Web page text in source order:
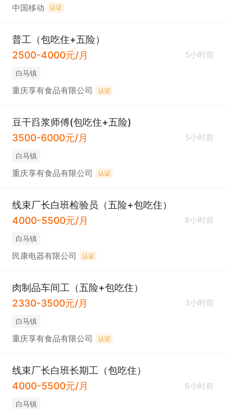
中国移动 认证
普工（包吃住+五险）
2500-4000元/月
5小时前
白马镇
重庆享有食品有限公司 认证
豆干舀浆师傅(包吃住+五险)
3500-6000元/月
5小时前
白马镇
重庆享有食品有限公司 认证
线束厂长白班检验员（五险+包吃住）
4000-5500元/月
8小时前
白马镇
民康电器有限公司 认证
肉制品车间工（五险+包吃住）
2330-3500元/月
3小时前
白马镇
重庆享有食品有限公司 认证
线束厂长白班长期工（包吃住）
4000-5500元/月
8小时前
白马镇